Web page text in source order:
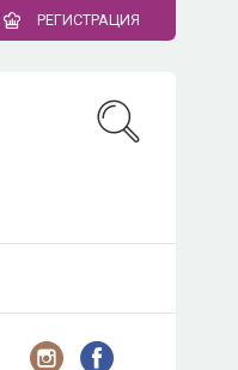
РЕГИСТРАЦИЯ